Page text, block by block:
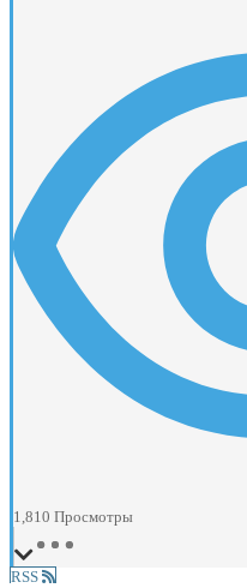
1,810 Просмотры
RSS